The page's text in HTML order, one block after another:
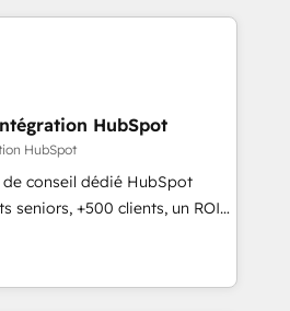
ROI across every HubSpot
into clarity, human at global
of trust built through
HubSpot
HubSpot
de conseil dédié HubSpot
seniors, +500 clients, un ROI
de HubSpot un vrai levier
Cela passe par la
la fiabilisation de vos